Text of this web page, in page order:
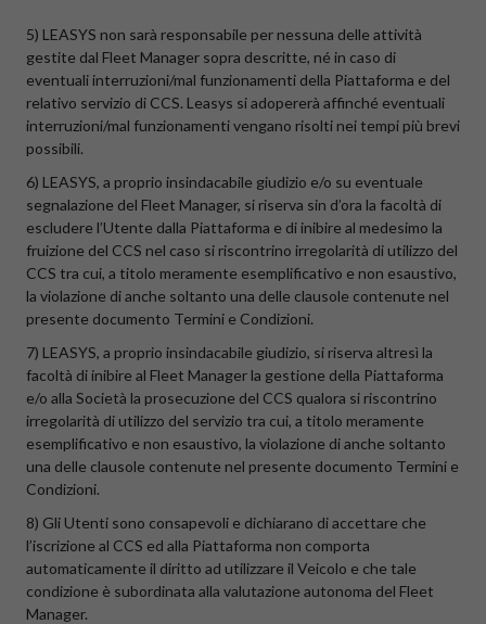
5) LEASYS non sarà responsabile per nessuna delle attività
gestite dal Fleet Manager sopra descritte, né in caso di
eventuali interruzioni/mal funzionamenti della Piattaforma e del
relativo servizio di CCS. Leasys si adopererà affinché eventuali
interruzioni/mal funzionamenti vengano risolti nei tempi più brevi
possibili.
6) LEASYS, a proprio insindacabile giudizio e/o su eventuale
segnalazione del Fleet Manager, si riserva sin d’ora la facoltà di
escludere l’Utente dalla Piattaforma e di inibire al medesimo la
fruizione del CCS nel caso si riscontrino irregolarità di utilizzo del
CCS tra cui, a titolo meramente esemplificativo e non esaustivo,
la violazione di anche soltanto una delle clausole contenute nel
presente documento Termini e Condizioni.
7) LEASYS, a proprio insindacabile giudizio, si riserva altresì la
facoltà di inibire al Fleet Manager la gestione della Piattaforma
e/o alla Società la prosecuzione del CCS qualora si riscontrino
irregolarità di utilizzo del servizio tra cui, a titolo meramente
esemplificativo e non esaustivo, la violazione di anche soltanto
una delle clausole contenute nel presente documento Termini e
Condizioni.
8) Gli Utenti sono consapevoli e dichiarano di accettare che
l’iscrizione al CCS ed alla Piattaforma non comporta
automaticamente il diritto ad utilizzare il Veicolo e che tale
condizione è subordinata alla valutazione autonoma del Fleet
Manager.